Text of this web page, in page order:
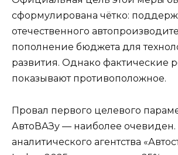
сформулирована чётко:
отечественного
пополнение бюджета для
развития. Однако фактические
показывают противоположное.
Провал первого целевого
АвтоВАЗу — наиболее
аналитического агентства